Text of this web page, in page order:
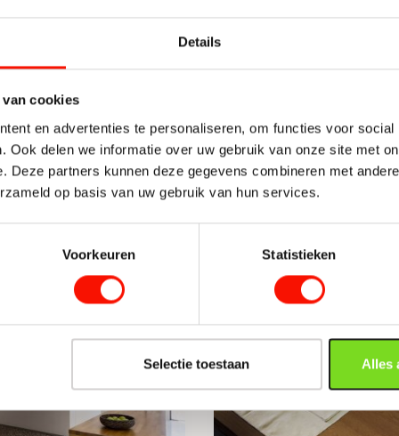
Details
van cookies
en advertenties te personaliseren, om functies voor social
Ook delen we informatie over uw gebruik van onze site met
Deze partners kunnen deze gegevens combineren met
op basis van uw gebruik van hun services.
Voorkeuren Statistieken
Selectie toestaan Alles